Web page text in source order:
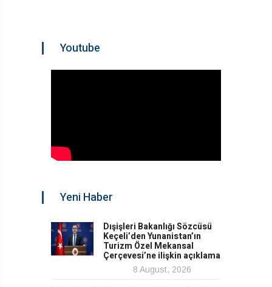
Youtube
Yeni Haber
Dışişleri Bakanlığı Sözcüsü
Keçeli’den Yunanistan’ın
Turizm Özel Mekansal
Çerçevesi’ne ilişkin açıklama
8 August, 2026